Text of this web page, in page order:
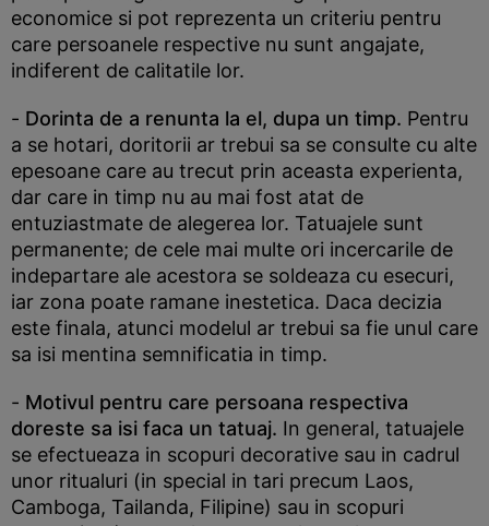
economice si pot reprezenta un criteriu pentru
care persoanele respective nu sunt angajate,
indiferent de calitatile lor.
- Dorinta de a renunta la el, dupa un timp. Pentru
a se hotari, doritorii ar trebui sa se consulte cu alte
epesoane care au trecut prin aceasta experienta,
dar care in timp nu au mai fost atat de
entuziastmate de alegerea lor. Tatuajele sunt
permanente; de cele mai multe ori incercarile de
indepartare ale acestora se soldeaza cu esecuri,
iar zona poate ramane inestetica. Daca decizia
este finala, atunci modelul ar trebui sa fie unul care
sa isi mentina semnificatia in timp.
- Motivul pentru care persoana respectiva
doreste sa isi faca un tatuaj. In general, tatuajele
se efectueaza in scopuri decorative sau in cadrul
unor ritualuri (in special in tari precum Laos,
Camboga, Tailanda, Filipine) sau in scopuri